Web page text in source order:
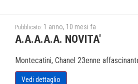
Pubblicato: 1 anno, 10 mesi fa
A.A.A.A.A. NOVITA'
Montecatini, Chanel 23enne
Vedi dettaglio